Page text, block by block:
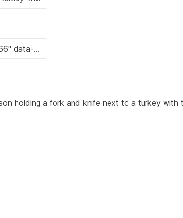
holding a fork and knife next to a turkey with